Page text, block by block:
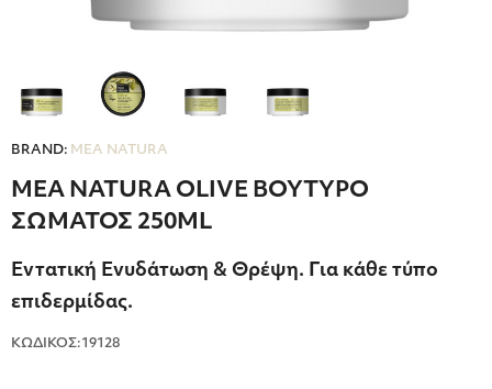
BRAND: MEA NATURA
MEA NATURA OLIVE ΒΟΥΤΥΡΟ
ΣΩΜΑΤΟΣ 250ML
Εντατική Ενυδάτωση & Θρέψη. Για κάθε τύπο
επιδερμίδας.
ΚΩΔΙΚΟΣ:19128